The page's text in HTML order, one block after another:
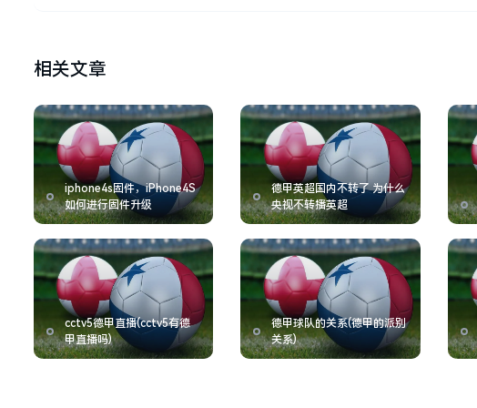
相关文章
iphone4s固件，iPhone4S
如何进行固件升级
德甲英超国内不转了 为什么
央视不转播英超
cctv5德甲直播(cctv5有德
甲直播吗)
德甲球队的关系(德甲的派别
关系)